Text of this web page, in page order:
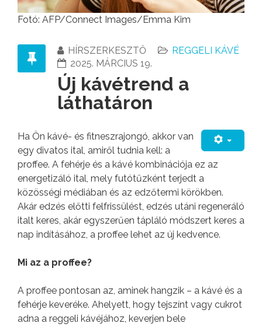
Fotó: AFP/Connect Images/Emma Kim
HÍRSZERKESZTŐ
REGGELI KÁVÉ
2025. MÁRCIUS 19.
Új kávétrend a
láthatáron
Ha Ön kávé- és fitneszrajongó, akkor van
egy divatos ital, amiről tudnia kell: a
proffee. A fehérje és a kávé kombinációja ez az
energetizáló ital, mely futótűzként terjedt a
közösségi médiában és az edzőtermi körökben.
Akár edzés előtti felfrissülést, edzés utáni regeneráló
italt keres, akár egyszerűen tápláló módszert keres a
nap indításához, a proffee lehet az új kedvence.
Mi az a proffee?
A proffee pontosan az, aminek hangzik – a kávé és a
fehérje keveréke. Ahelyett, hogy tejszínt vagy cukrot
adna a reggeli kávéjához, keverjen bele